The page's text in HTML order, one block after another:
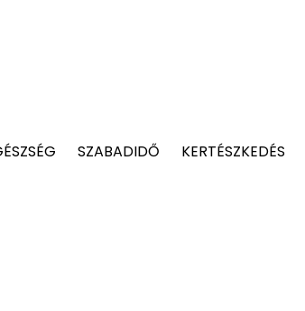
SZABADIDŐ KERTÉSZKEDÉS